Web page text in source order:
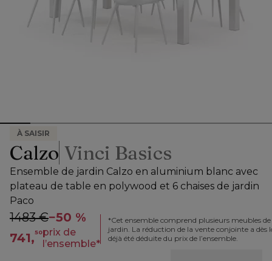
À SAISIR
Calzo Vinci Basics
Ensemble de jardin Calzo en aluminium blanc avec
plateau de table en polywood et 6 chaises de jardin
Paco
1483 €−50 %
741,50prix de
l’ensemble*
*Cet ensemble comprend plusieurs meubles de
jardin. La réduction de la vente conjointe a dès
déjà été déduite du prix de l’ensemble.